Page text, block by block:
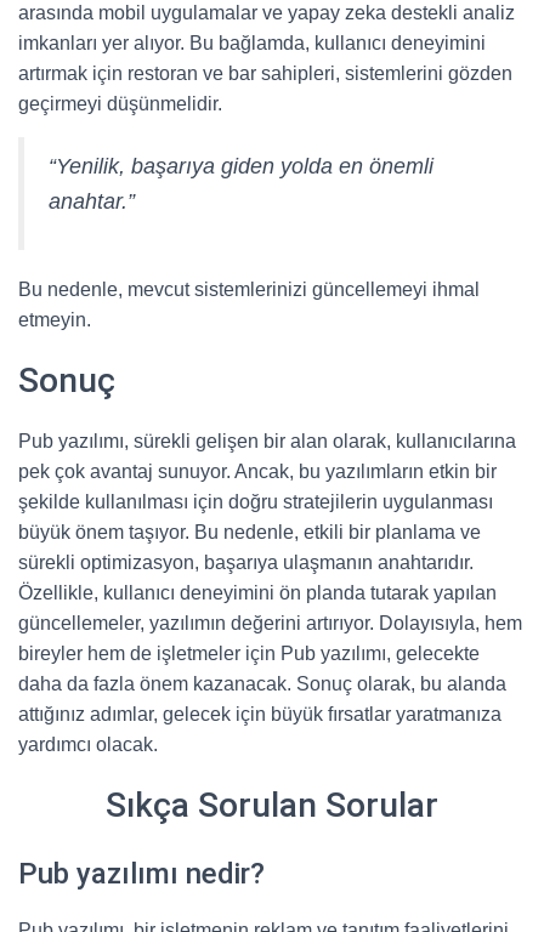
arasında mobil uygulamalar ve yapay zeka destekli analiz
imkanları yer alıyor. Bu bağlamda, kullanıcı deneyimini
artırmak için restoran ve bar sahipleri, sistemlerini gözden
geçirmeyi düşünmelidir.
“Yenilik, başarıya giden yolda en önemli
anahtar.”
Bu nedenle, mevcut sistemlerinizi güncellemeyi ihmal
etmeyin.
Sonuç
Pub yazılımı, sürekli gelişen bir alan olarak, kullanıcılarına
pek çok avantaj sunuyor. Ancak, bu yazılımların etkin bir
şekilde kullanılması için doğru stratejilerin uygulanması
büyük önem taşıyor. Bu nedenle, etkili bir planlama ve
sürekli optimizasyon, başarıya ulaşmanın anahtarıdır.
Özellikle, kullanıcı deneyimini ön planda tutarak yapılan
güncellemeler, yazılımın değerini artırıyor. Dolayısıyla, hem
bireyler hem de işletmeler için Pub yazılımı, gelecekte
daha da fazla önem kazanacak. Sonuç olarak, bu alanda
attığınız adımlar, gelecek için büyük fırsatlar yaratmanıza
yardımcı olacak.
Sıkça Sorulan Sorular
Pub yazılımı nedir?